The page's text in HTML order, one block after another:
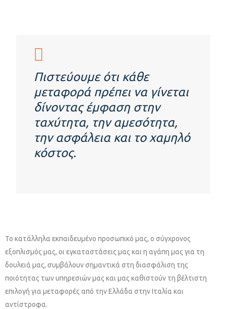
Πιστεύουμε ότι κάθε
μεταφορά πρέπει να γίνεται
δίνοντας έμφαση στην
ταχύτητα, την αμεσότητα,
την ασφάλεια και το χαμηλό
κόστος.
Το κατάλληλα εκπαιδευμένο προσωπικό μας, ο σύγχρονος
εξοπλισμός μας, οι εγκαταστάσεις μας και η αγάπη μας για τη
δουλειά μας, συμβάλουν σημαντικά στη διασφάλιση της
ποιότητας των υπηρεσιών μας και μας καθιστούν τη βέλτιστη
επιλογή για μεταφορές από την Ελλάδα στην Ιταλία και
αντίστροφα.